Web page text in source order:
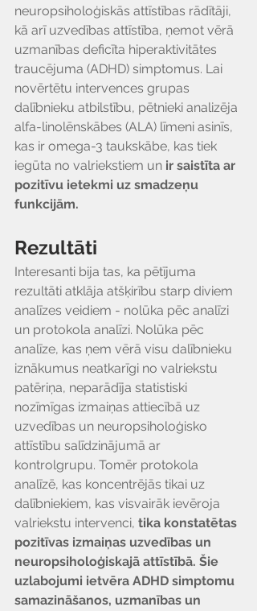
neuropsiholoģiskās attīstības rādītāji,
kā arī uzvedības attīstība, ņemot vērā
uzmanības deficīta hiperaktivitātes
traucējuma (ADHD) simptomus. Lai
novērtētu intervences grupas
dalībnieku atbilstību, pētnieki analizēja
alfa-linolēnskābes (ALA) līmeni asinīs,
kas ir omega-3 taukskābe, kas tiek
iegūta no valriekstiem un ir saistīta ar
pozitīvu ietekmi uz smadzeņu
funkcijām.
Rezultāti
Interesanti bija tas, ka pētījuma
rezultāti atklāja atšķirību starp diviem
analīzes veidiem - nolūka pēc analīzi
un protokola analīzi. Nolūka pēc
analīze, kas ņem vērā visu dalībnieku
iznākumus neatkarīgi no valriekstu
patēriņa, neparādīja statistiski
nozīmīgas izmaiņas attiecībā uz
uzvedības un neuropsiholoģisko
attīstību salīdzinājumā ar
kontrolgrupu. Tomēr protokola
analīzē, kas koncentrējās tikai uz
dalībniekiem, kas visvairāk ievēroja
valriekstu intervenci, tika konstatētas
pozitīvas izmaiņas uzvedības un
neuropsiholoģiskajā attīstībā. Šie
uzlabojumi ietvēra ADHD simptomu
samazināšanos, uzmanības un